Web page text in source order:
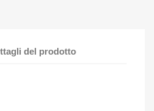
del prodotto